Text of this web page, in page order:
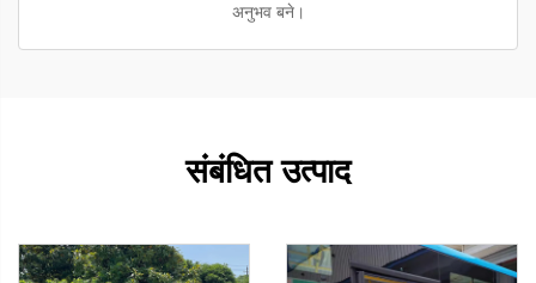
अनुभव बने।
संबंधित उत्पाद